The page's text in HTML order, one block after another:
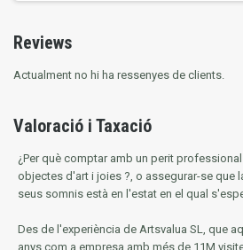
Reviews
Actualment no hi ha ressenyes de clients.
Valoració i Taxació
¿Per què comptar amb un perit
objectes d'art i joies ?, o assegurar-se que
seus somnis està en l'estat en el qual
Des de l'experiència de Artsvalua SL, que
anys com a empresa amb més de 11M